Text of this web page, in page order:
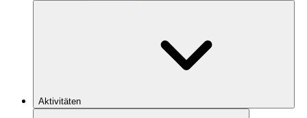
Aktivitäten